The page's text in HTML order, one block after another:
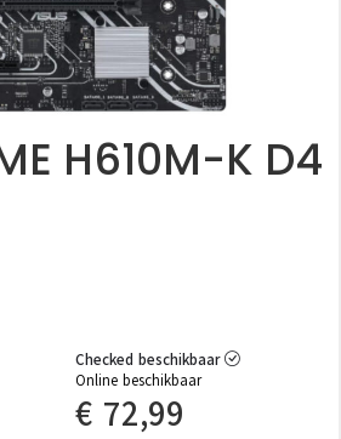
H610M-K D4
Checked beschikbaar
Online beschikbaar
€ 72,99